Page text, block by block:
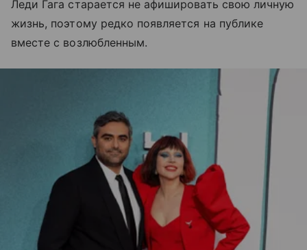
Леди Гага старается не афишировать свою личную
жизнь, поэтому редко появляется на публике
вместе с возлюбленным.